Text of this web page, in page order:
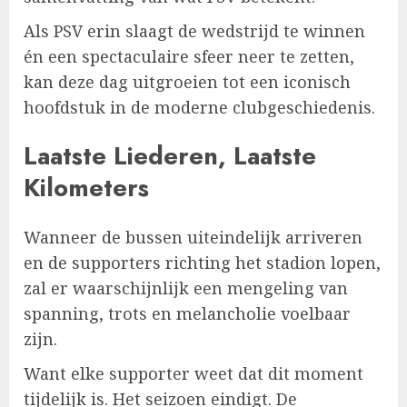
Als PSV erin slaagt de wedstrijd te winnen
én een spectaculaire sfeer neer te zetten,
kan deze dag uitgroeien tot een iconisch
hoofdstuk in de moderne clubgeschiedenis.
Laatste Liederen, Laatste
Kilometers
Wanneer de bussen uiteindelijk arriveren
en de supporters richting het stadion lopen,
zal er waarschijnlijk een mengeling van
spanning, trots en melancholie voelbaar
zijn.
Want elke supporter weet dat dit moment
tijdelijk is. Het seizoen eindigt. De